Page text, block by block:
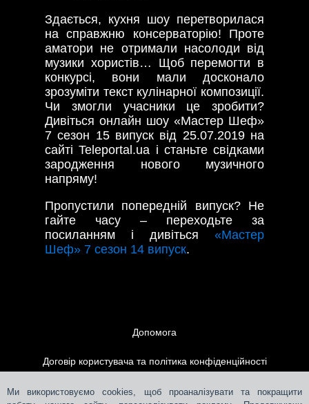
Ми використовуємо cookies, щоб проаналізувати та покращити
Здається, кухня шоу перетворилася
на справжню консерваторію! Проте
аматори не отримали насолоди від
музики хористів… Щоб перемогти в
конкурсі, вони мали досконало
зрозуміти текст кулінарної композиції.
Чи змогли учасники це зробити?
Дивіться онлайн шоу «Мастер Шеф»
7 сезон 15 випуск від 25.07.2019 на
сайті Teleportal.ua і станьте свідками
зародження нового музичного
напряму!
Пропустили попередній випуск? Не
гайте часу – переходьте за
посиланням і дивіться «Мастер
Шеф» 7 сезон 14 випуск.
Допомога
Договір користувача та політика конфіденційності
Контакти